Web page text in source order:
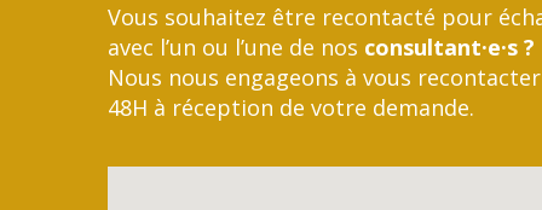
Vous souhaitez être recontacté pour
avec l’un ou l’une de nos consultant·e·s ?
Nous nous engageons à vous
48H à réception de votre demande.